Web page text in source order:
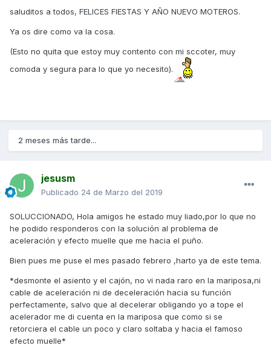
saluditos a todos, FELICES FIESTAS Y AÑO NUEVO MOTEROS.
Ya os dire como va la cosa.
(Esto no quita que estoy muy contento con mi sccoter, muy
comoda y segura para lo que yo necesito).
2 meses más tarde...
jesusm
Publicado 24 de Marzo del 2019
SOLUCCIONADO, Hola amigos he estado muy liado,por lo que no
he podido responderos con la solución al problema de
aceleración y efecto muelle que me hacia el puño.
Bien pues me puse el mes pasado febrero ,harto ya de este tema.
*desmonte el asiento y el cajón, no vi nada raro en la mariposa,ni
cable de aceleración ni de deceleración hacia su función
perfectamente, salvo que al decelerar obligando yo a tope el
acelerador me di cuenta en la mariposa que como si se
retorciera el cable un poco y claro soltaba y hacia el famoso
efecto muelle*